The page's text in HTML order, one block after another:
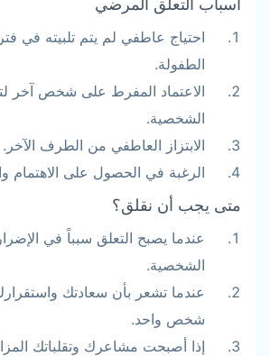
أسباب التعلق المرضي
احتياج عاطفي لم يتم تلبيته في
الطفولة.
الاعتماد المفرط على شخص آخر
الشخصية.
الابتزاز العاطفي من الطرف الآخر.
الرغبة في الحصول على الاهتمام
متى يجب أن نقلق؟
عندما يصبح التعلق سبباً في
الشخصية.
عندما تشعر بأن سعادتك
شخص واحد.
إذا أصبحت مشاعرك وتقلباتك